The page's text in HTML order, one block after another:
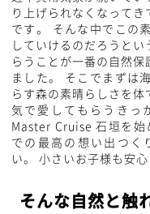
り上げられなくなって
です。 そんな中でこの
していけるのだろうと
らうことが一番の自然
ました。 そこでまずは
らす森の素晴らしさを
気で愛してもらうきっ
Master Cruise 石垣を
での最高の想い出つく
い。 小さいお子様も安
そんな自然と触